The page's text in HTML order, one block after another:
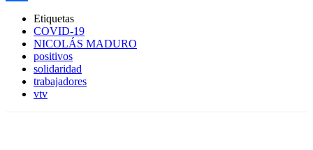
Compartir
Etiquetas
COVID-19
NICOLÁS MADURO
positivos
solidaridad
trabajadores
vtv